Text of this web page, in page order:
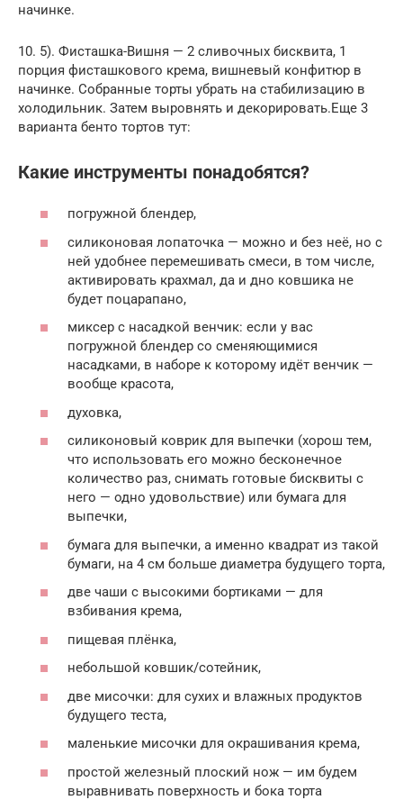
начинке.
10. 5). Фисташка-Вишня — 2 сливочных бисквита, 1
порция фисташкового крема, вишневый конфитюр в
начинке. Собранные торты убрать на стабилизацию в
холодильник. Затем выровнять и декорировать.Еще 3
варианта бенто тортов тут:
Какие инструменты понадобятся?
погружной блендер,
силиконовая лопаточка — можно и без неё, но с
ней удобнее перемешивать смеси, в том числе,
активировать крахмал, да и дно ковшика не
будет поцарапано,
миксер с насадкой венчик: если у вас
погружной блендер со сменяющимися
насадками, в наборе к которому идёт венчик —
вообще красота,
духовка,
силиконовый коврик для выпечки (хорош тем,
что использовать его можно бесконечное
количество раз, снимать готовые бисквиты с
него — одно удовольствие) или бумага для
выпечки,
бумага для выпечки, а именно квадрат из такой
бумаги, на 4 см больше диаметра будущего торта,
две чаши с высокими бортиками — для
взбивания крема,
пищевая плёнка,
небольшой ковшик/сотейник,
две мисочки: для сухих и влажных продуктов
будущего теста,
маленькие мисочки для окрашивания крема,
простой железный плоский нож — им будем
выравнивать поверхность и бока торта